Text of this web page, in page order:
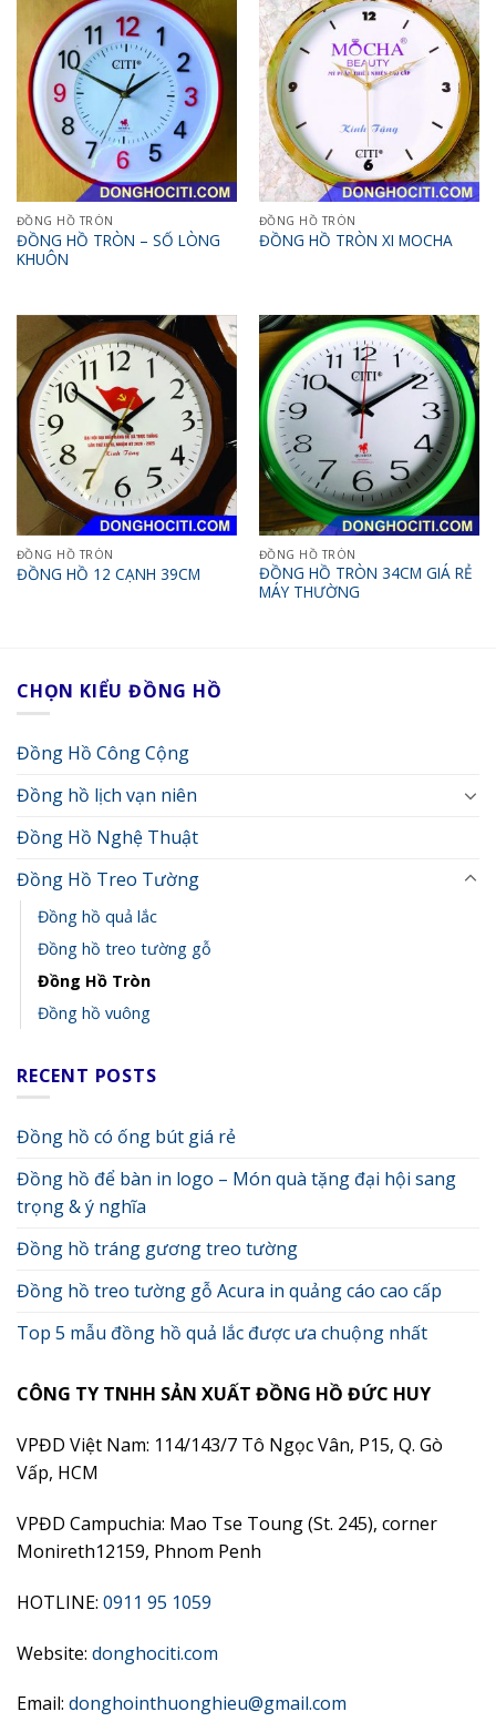
ĐỒNG HỒ TRÒN
ĐỒNG HỒ TRÒN – SỐ LÒNG
KHUÔN
ĐỒNG HỒ TRÒN
ĐỒNG HỒ TRÒN XI MOCHA
ĐỒNG HỒ TRÒN
ĐỒNG HỒ 12 CẠNH 39CM
ĐỒNG HỒ TRÒN
ĐỒNG HỒ TRÒN 34CM GIÁ RẺ
MÁY THƯỜNG
CHỌN KIỂU ĐỒNG HỒ
Đồng Hồ Công Cộng
Đồng hồ lịch vạn niên
Đồng Hồ Nghệ Thuật
Đồng Hồ Treo Tường
Đồng hồ quả lắc
Đồng hồ treo tường gỗ
Đồng Hồ Tròn
Đồng hồ vuông
RECENT POSTS
Đồng hồ có ống bút giá rẻ
Đồng hồ để bàn in logo – Món quà tặng đại hội sang
trọng & ý nghĩa
Đồng hồ tráng gương treo tường
Đồng hồ treo tường gỗ Acura in quảng cáo cao cấp
Top 5 mẫu đồng hồ quả lắc được ưa chuộng nhất
CÔNG TY TNHH SẢN XUẤT ĐỒNG HỒ ĐỨC HUY
VPĐD Việt Nam: 114/143/7 Tô Ngọc Vân, P15, Q. Gò
Vấp, HCM
VPĐD Campuchia: Mao Tse Toung (St. 245), corner
Monireth12159, Phnom Penh
HOTLINE: 0911 95 1059
Website: donghociti.com
Email: donghointhuonghieu@gmail.com